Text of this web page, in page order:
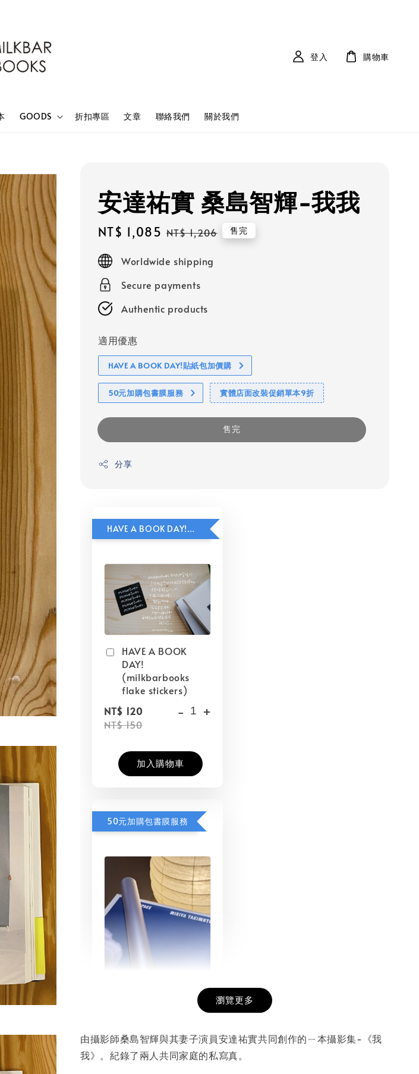
GOODS 折扣專區 文章 聯絡我們 關於我們
登入 購物車
安達祐實 桑島智輝-我我
Sale
price
NT$ 1,085 Regular
NT$ 1,206 售完
Worldwide shipping
Secure payments
Authentic products
適用優惠
HAVE A BOOK DAY!貼紙包加價購
50元加購包書膜服務 實體店面改裝促銷單本9折
售完
分享
HAVE A BOOK DAY!貼紙包加價購
HAVE A BOOK
DAY!
(milkbarbooks
flake stickers)
NT$ 120
NT$ 150
- +
加入購物車
50元加購包書膜服務
NT$ 50
NT$ 100
- +
瀏覽更多
由攝影師桑島智輝與其妻子演員安達祐實共同創作的ㄧ本攝影集-《我
我》。紀錄了兩人共同家庭的私寫真。